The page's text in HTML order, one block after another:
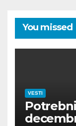
You missed
VESTI